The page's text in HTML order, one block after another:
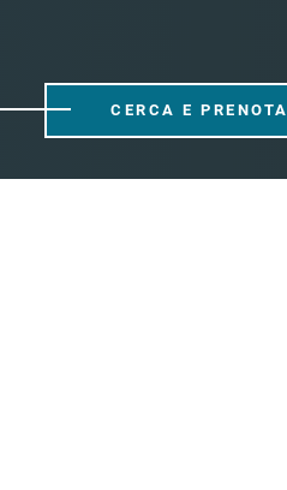
CERCA E PRENOTA